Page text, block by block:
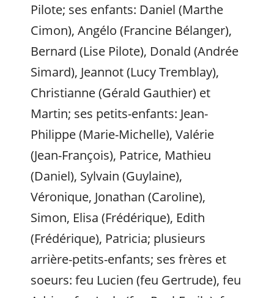
Pilote; ses enfants: Daniel (Marthe
Cimon), Angélo (Francine Bélanger),
Bernard (Lise Pilote), Donald (Andrée
Simard), Jeannot (Lucy Tremblay),
Christianne (Gérald Gauthier) et
Martin; ses petits-enfants: Jean-
Philippe (Marie-Michelle), Valérie
(Jean-François), Patrice, Mathieu
(Daniel), Sylvain (Guylaine),
Véronique, Jonathan (Caroline),
Simon, Elisa (Frédérique), Edith
(Frédérique), Patricia; plusieurs
arrière-petits-enfants; ses frères et
soeurs: feu Lucien (feu Gertrude), feu